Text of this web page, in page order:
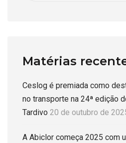
Matérias
Ceslog é premiada como
no transporte na 24ª edição
Tardivo 20 de outubro de
A Abiclor começa 2025 com